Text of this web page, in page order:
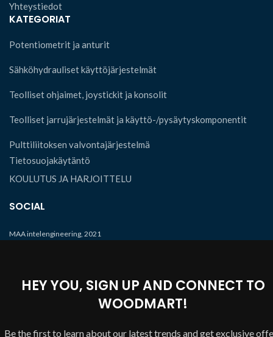
Yhteystiedot
KATEGORIAT
Potentiometrit ja anturit
Sähköhydrauliset käyttöjärjestelmät
Teolliset ohjaimet, joystickit ja konsolit
Teolliset jarrujärjestelmät ja käyttö-/pysäytyskomponentit
Pulttiliitoksen valvontajärjestelmä
Tietosuojakäytäntö
KOULUTUS JA HARJOITTELU
SOCIAL
MAA intelengineering, 2021
HEY YOU, SIGN UP AND CONNECT TO
WOODMART!
Be the first to learn about our latest trends and get exclusive